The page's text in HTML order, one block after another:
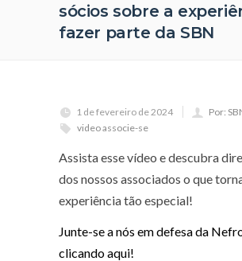
sócios sobre a
fazer parte da SBN
1 de fevereiro de 2024
Por:
video associe-se
Assista esse vídeo e descubra
dos nossos associados o que
experiência tão especial!
Junte-se a nós em defesa da
clicando aqui!